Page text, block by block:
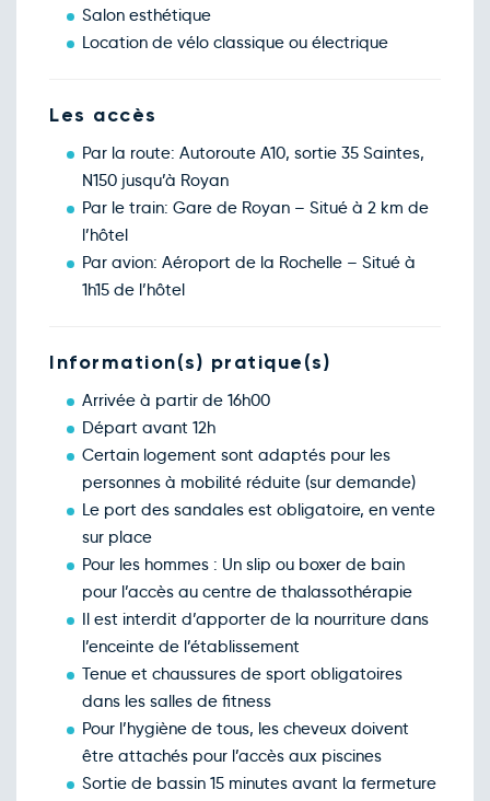
Salon esthétique
Location de vélo classique ou électrique
Les accès
Par la route: Autoroute A10, sortie 35 Saintes,
N150 jusqu’à Royan
Par le train: Gare de Royan – Situé à 2 km de
l’hôtel
Par avion: Aéroport de la Rochelle – Situé à
1h15 de l’hôtel
Information(s) pratique(s)
Arrivée à partir de 16h00
Départ avant 12h
Certain logement sont adaptés pour les
personnes à mobilité réduite (sur demande)
Le port des sandales est obligatoire, en vente
sur place
Pour les hommes : Un slip ou boxer de bain
pour l’accès au centre de thalassothérapie
Il est interdit d’apporter de la nourriture dans
l’enceinte de l’établissement
Tenue et chaussures de sport obligatoires
dans les salles de fitness
Pour l’hygiène de tous, les cheveux doivent
être attachés pour l’accès aux piscines
Sortie de bassin 15 minutes avant la fermeture